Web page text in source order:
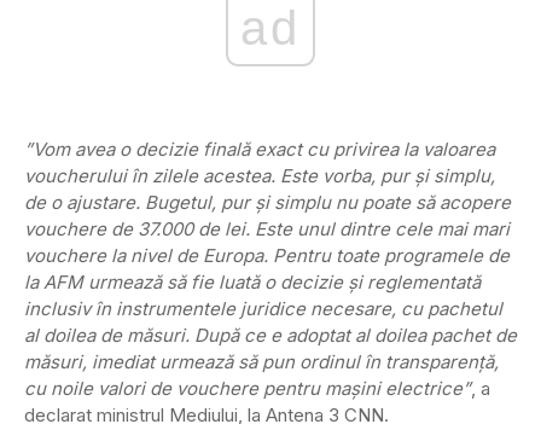
ad
”Vom avea o decizie finală exact cu privirea la valoarea
voucherului în zilele acestea. Este vorba, pur şi simplu,
de o ajustare. Bugetul, pur şi simplu nu poate să acopere
vouchere de 37.000 de lei. Este unul dintre cele mai mari
vouchere la nivel de Europa. Pentru toate programele de
la AFM urmează să fie luată o decizie şi reglementată
inclusiv în instrumentele juridice necesare, cu pachetul
al doilea de măsuri. După ce e adoptat al doilea pachet de
măsuri, imediat urmează să pun ordinul în transparenţă,
cu noile valori de vouchere pentru maşini electrice”, a
declarat ministrul Mediului, la Antena 3 CNN.